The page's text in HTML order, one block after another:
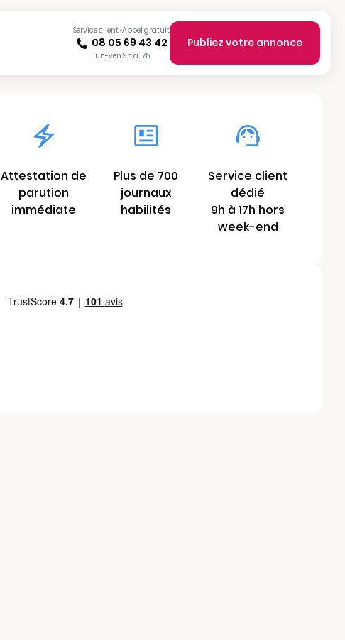
Service client · Appel gratuit
08 05 69 43 42
lun-ven 9h à 17h
Publiez votre annonce
Attestation de
parution
immédiate
Plus de 700
journaux
habilités
Service client
dédié
9h à 17h hors
week-end